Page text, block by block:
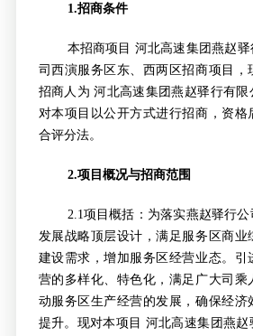
1.招商条件
本招商项目 河北高速集团燕赵
司西演服务区东、西两区招商项目
招商人为河北高速集团燕赵驿行有限
对本项目以公开方式进行招商，资格
合评分法。
2.项目概况与招商范围
2.1项目概括：为落实燕赵驿行
发展战略顶层设计，满足服务区商业
建设需求，增加服务区经营业态。引
营的多样化、特色化，满足广大司乘
动服务区生产经营的发展，确保经济
提升。现对本项目 河北高速集团燕